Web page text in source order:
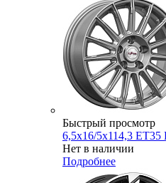
Быстрый просмотр
6,5x16/5x114,3
Нет в наличии
Подробнее